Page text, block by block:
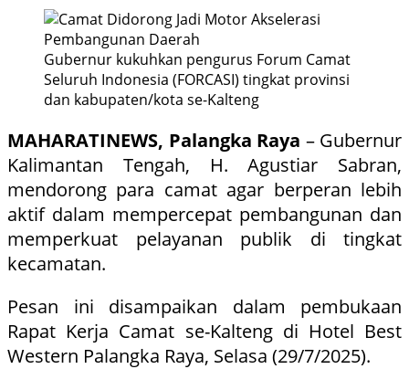
Gubernur kukuhkan pengurus Forum Camat
Seluruh Indonesia (FORCASI) tingkat provinsi
dan kabupaten/kota se-Kalteng
MAHARATINEWS, Palangka Raya – Gubernur
Kalimantan Tengah, H. Agustiar Sabran,
mendorong para camat agar berperan lebih
aktif dalam mempercepat pembangunan dan
memperkuat pelayanan publik di tingkat
kecamatan.
Pesan ini disampaikan dalam pembukaan
Rapat Kerja Camat se-Kalteng di Hotel Best
Western Palangka Raya, Selasa (29/7/2025).